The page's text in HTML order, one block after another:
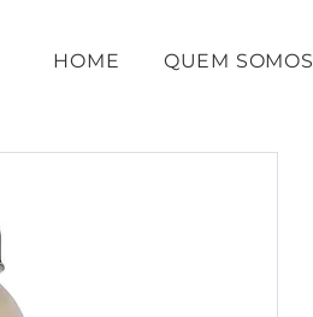
HOME QUEM SOMOS